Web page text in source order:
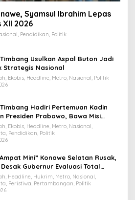
Syamsul Ibrahim Lepas
2026
Pendidikan, Politik
Usulkan Aspal Buton Jadi
Strategis Nasional
Ekobis, Headline, Metro, Nasional, Politik
Hadiri Pertemuan Kadin
Presiden Prabowo, Bawa Misi
Ekonomi Sultra
Ekobis, Headline, Metro, Nasional,
Pendidikan, Politik
Mini” Konawe Selatan Rusak,
Desak Gubernur Evaluasi Total
Sultra
Headline, Hukrim, Metro, Nasional,
Peristiwa, Pertambangan, Politik